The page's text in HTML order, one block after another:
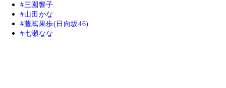
三園響子
山田かな
藤嶌果歩(日向坂46)
七瀬なな